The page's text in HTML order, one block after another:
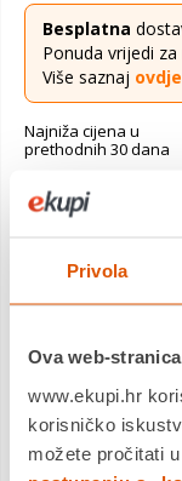
Privola
Ova web-
www.ekupi.hr
korisničko
možete pročitati u
Besplatna
Ponuda vrijedi
Više saznaj ovdje
Najniža cijena u
prethodnih 30 dana
Duplex, Hi-speed
str, Jamstvo
Platite
jednokratno i na
Povrat robe